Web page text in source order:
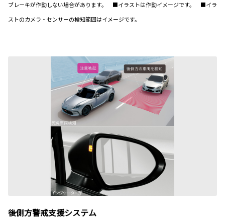
ブレーキが作動しない場合があります。 ■イラストは作動イメージです。 ■イラ
ストのカメラ・センサーの検知範囲はイメージです。
後側方警戒支援システム